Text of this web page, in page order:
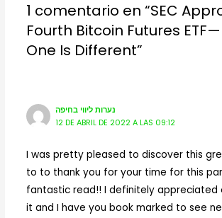
1 comentario en “SEC
Fourth Bitcoin Futures
One Is Different”
נערות ליווי בחיפה
12 DE ABRIL DE 2022 A LAS 09:12
I was pretty pleased to discover this
to to thank you for your time for this
fantastic read!! I definitely appreciated
it and I have you book marked to see